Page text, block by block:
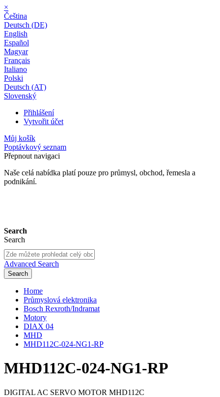
×
Čeština
Deutsch (DE)
English
Español
Magyar
Français
Italiano
Polski
Deutsch (AT)
Slovenský
Přihlášení
Vytvořit účet
Můj košík
Poptávkový seznam
Přepnout navigaci
Naše celá nabídka platí pouze pro průmysl, obchod, řemesla a
podnikání.
Search
Search
Advanced Search
Search
Home
Průmyslová elektronika
Bosch Rexroth/Indramat
Motory
DIAX 04
MHD
MHD112C-024-NG1-RP
MHD112C-024-NG1-RP
DIGITAL AC SERVO MOTOR MHD112C